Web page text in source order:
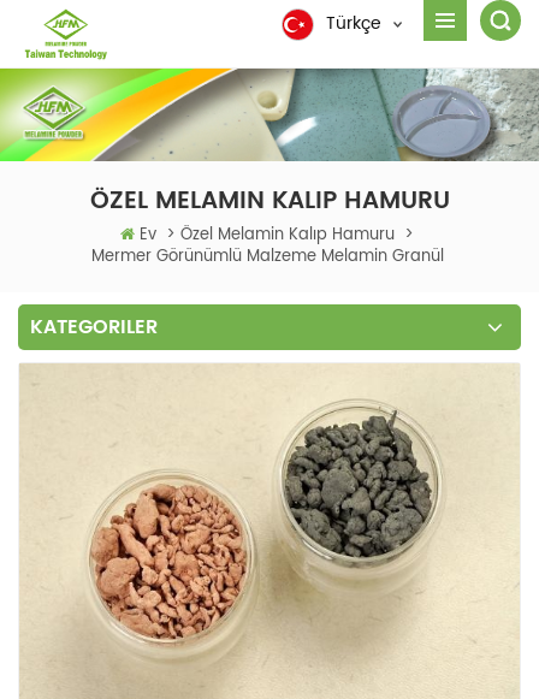
Türkçe
ÖZEL MELAMIN KALIP HAMURU
Ev > Özel Melamin Kalıp Hamuru >
Mermer Görünümlü Malzeme Melamin Granül
KATEGORILER